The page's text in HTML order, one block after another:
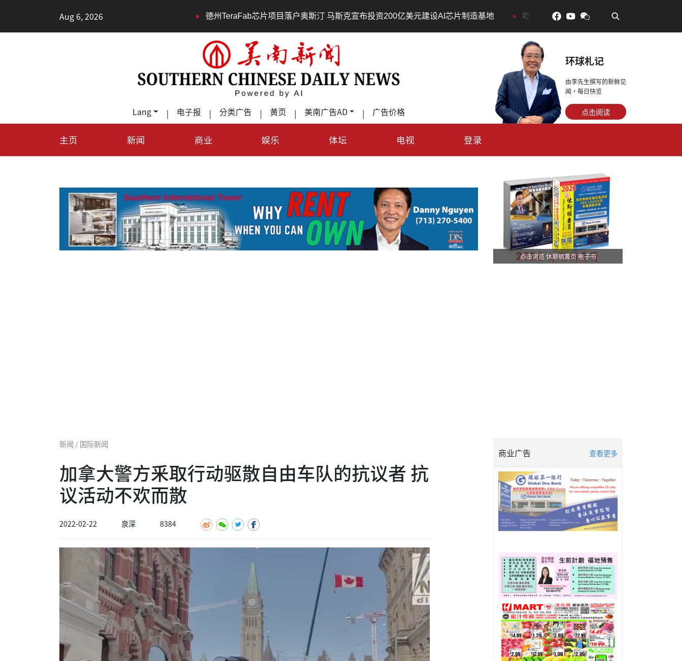
Aug 6, 2026
• 德州TeraFab芯片项目落户奥斯汀 马斯克宣布投资200亿美元建设AI芯片制造基地 • 吃對了更年輕：花青素如何守住細胞、血管與大腦活力
Lang | 电子报 | 分类广告 | 黄页 | 美南广告AD | 广告价格
环球札记
由李先生撰写的新鲜见
闻，每日快览
点击阅读
主页 新闻 商业 娱乐 体坛 电视 登录
点击浏览 休斯顿黄页 电子书
新闻 / 国际新闻
加拿大警方釆取行动驱散自由车队的抗议者 抗
议活动不欢而散
2022-02-22 泉深 8384
商业广告 查看更多